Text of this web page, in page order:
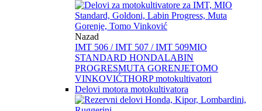
Nazad
IMT 506 / IMT 507 / IMT 509MIO
STANDARD HONDALABIN
PROGRESMUTA GORENJETOMO
VINKOVIĆTHORP motokultivatori
Delovi motora motokultivatora